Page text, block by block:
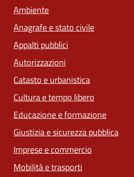
Ambiente
Anagrafe e stato civile
Appalti pubblici
Autorizzazioni
Catasto e urbanistica
Cultura e tempo libero
Educazione e formazione
Giustizia e sicurezza pubblica
Imprese e commercio
Mobilità e trasporti